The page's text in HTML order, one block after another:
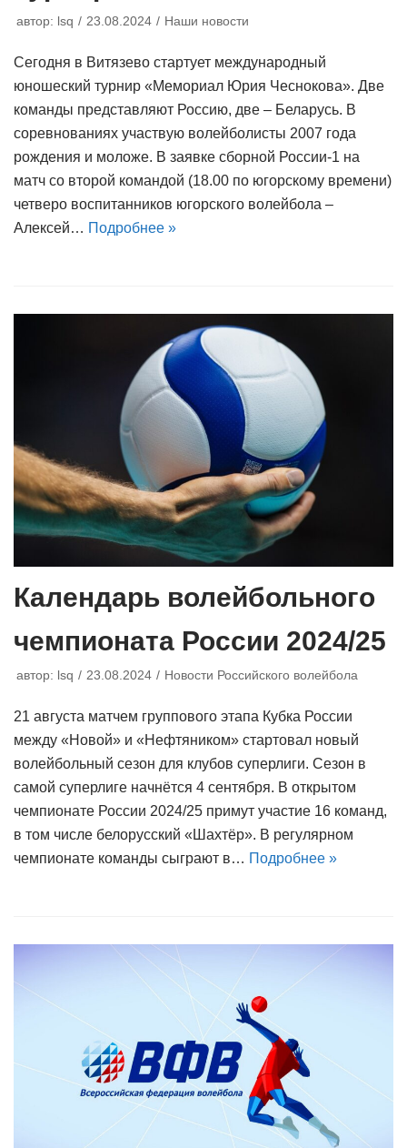
автор: lsq 23.08.2024 Наши новости
Сегодня в Витязево стартует международный
юношеский турнир «Мемориал Юрия Чеснокова». Две
команды представляют Россию, две – Беларусь. В
соревнованиях участвую волейболисты 2007 года
рождения и моложе. В заявке сборной России-1 на
матч со второй командой (18.00 по югорскому времени)
четверо воспитанников югорского волейбола –
Алексей… Подробнее »
Календарь волейбольного
чемпионата России 2024/25
автор: lsq 23.08.2024 Новости Российского волейбола
21 августа матчем группового этапа Кубка России
между «Новой» и «Нефтяником» стартовал новый
волейбольный сезон для клубов суперлиги. Сезон в
самой суперлиге начнётся 4 сентября. В открытом
чемпионате России 2024/25 примут участие 16 команд,
в том числе белорусский «Шахтёр». В регулярном
чемпионате команды сыграют в… Подробнее »